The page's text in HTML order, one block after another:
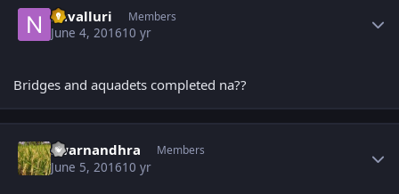
navalluri Members
June 4, 201610 yr
Bridges and aquadets completed na??
swarnandhra Members
June 5, 201610 yr